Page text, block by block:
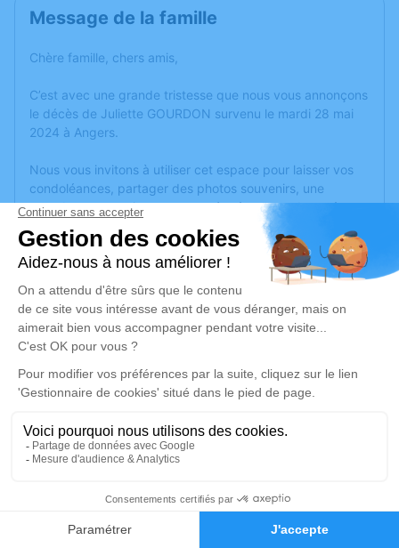
Faire-part Hommages
Message de la famille
Chère famille, chers amis,
C’est avec une grande tristesse que nous vous annonçons
le décès de Juliette GOURDON survenu le mardi 28 mai
2024 à Angers.
Nous vous invitons à utiliser cet espace pour laisser vos
condoléances, partager des photos souvenirs, une
anecdote ou exprimer vos pensées à travers des poèmes
ou des textes. Cet endroit est un lieu d'expression dédié à
honorer la mémoire de Juliette GOURDON.
Un service de plantation d’arbre hommage estdisponible
vendredi 31 mai 2024 à 15h00
Eglise St Serge d'Angers
2 Rue Emile Hatais